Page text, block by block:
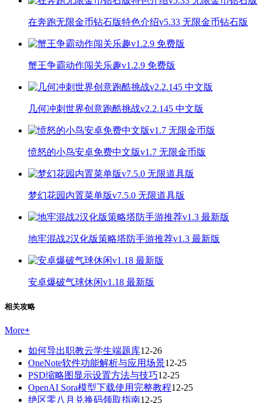
在奔跑无限金币钻石版特色介绍v5.33 无限金币钻石版
蟹王争霸动作闯关乐趣v1.2.9 免费版
几何冲刺世界创意跑酷挑战v2.2.145 中文版
愤怒的小鸟安卓免费中文版v1.7 无限金币版
梦幻花园内置菜单版v7.5.0 无限道具版
地牢混战2汉化版策略塔防手游推荐v1.3 最新版
安卓爆破气球休闲v1.18 最新版
相关攻略
More+
如何导出职教云学生端题库12-26
OneNote软件功能解析与应用场景12-25
PSD缩略图显示设置方法与技巧12-25
OpenAI Sora模型下载使用完整教程12-25
绝区零八月兑换码领取指南12-25